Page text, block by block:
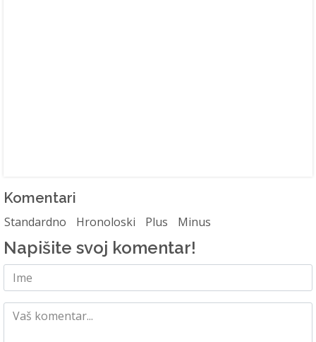
Komentari
Standardno Hronoloski Plus Minus
Napišite svoj komentar!